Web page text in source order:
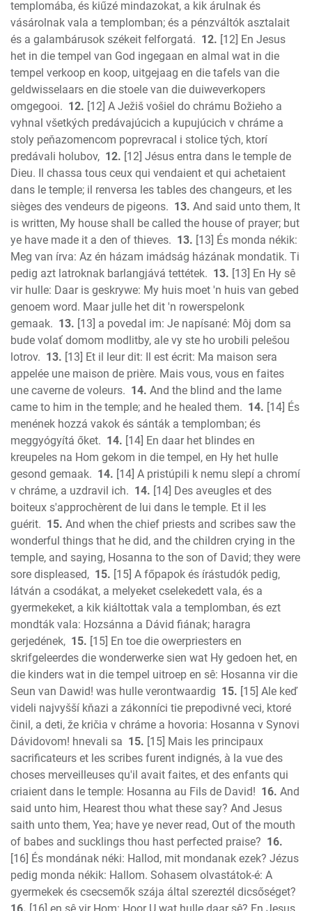
templomába, és kiűzé mindazokat, a kik árulnak és
vásárolnak vala a templomban; és a pénzváltók asztalait
és a galambárusok székeit felforgatá. 12. [12] En Jesus
het in die tempel van God ingegaan en almal wat in die
tempel verkoop en koop, uitgejaag en die tafels van die
geldwisselaars en die stoele van die duiweverkopers
omgegooi. 12. [12] A Ježiš vošiel do chrámu Božieho a
vyhnal všetkých predávajúcich a kupujúcich v chráme a
stoly peňazomencom poprevracal i stolice tých, ktorí
predávali holubov, 12. [12] Jésus entra dans le temple de
Dieu. Il chassa tous ceux qui vendaient et qui achetaient
dans le temple; il renversa les tables des changeurs, et les
sièges des vendeurs de pigeons. 13. And said unto them, It
is written, My house shall be called the house of prayer; but
ye have made it a den of thieves. 13. [13] És monda nékik:
Meg van írva: Az én házam imádság házának mondatik. Ti
pedig azt latroknak barlangjává tettétek. 13. [13] En Hy sê
vir hulle: Daar is geskrywe: My huis moet 'n huis van gebed
genoem word. Maar julle het dit 'n rowerspelonk
gemaak. 13. [13] a povedal im: Je napísané: Môj dom sa
bude volať domom modlitby, ale vy ste ho urobili pelešou
lotrov. 13. [13] Et il leur dit: Il est écrit: Ma maison sera
appelée une maison de prière. Mais vous, vous en faites
une caverne de voleurs. 14. And the blind and the lame
came to him in the temple; and he healed them. 14. [14] És
menének hozzá vakok és sánták a templomban; és
meggyógyítá őket. 14. [14] En daar het blindes en
kreupeles na Hom gekom in die tempel, en Hy het hulle
gesond gemaak. 14. [14] A pristúpili k nemu slepí a chromí
v chráme, a uzdravil ich. 14. [14] Des aveugles et des
boiteux s'approchèrent de lui dans le temple. Et il les
guérit. 15. And when the chief priests and scribes saw the
wonderful things that he did, and the children crying in the
temple, and saying, Hosanna to the son of David; they were
sore displeased, 15. [15] A főpapok és írástudók pedig,
látván a csodákat, a melyeket cselekedett vala, és a
gyermekeket, a kik kiáltottak vala a templomban, és ezt
mondták vala: Hozsánna a Dávid fiának; haragra
gerjedének, 15. [15] En toe die owerpriesters en
skrifgeleerdes die wonderwerke sien wat Hy gedoen het, en
die kinders wat in die tempel uitroep en sê: Hosanna vir die
Seun van Dawid! was hulle verontwaardig 15. [15] Ale keď
videli najvyšší kňazi a zákonníci tie prepodivné veci, ktoré
činil, a deti, že kričia v chráme a hovoria: Hosanna v Synovi
Dávidovom! hnevali sa 15. [15] Mais les principaux
sacrificateurs et les scribes furent indignés, à la vue des
choses merveilleuses qu'il avait faites, et des enfants qui
criaient dans le temple: Hosanna au Fils de David! 16. And
said unto him, Hearest thou what these say? And Jesus
saith unto them, Yea; have ye never read, Out of the mouth
of babes and sucklings thou hast perfected praise? 16.
[16] És mondának néki: Hallod, mit mondanak ezek? Jézus
pedig monda nékik: Hallom. Sohasem olvastátok-é: A
gyermekek és csecsemők szája által szereztél dicsőséget?